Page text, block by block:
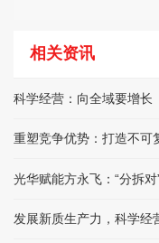
相关资讯
科学经营：向全域要增长
重塑竞争优势：打造不可
光华赋能方永飞：“分拆
发展新质生产力，科学经